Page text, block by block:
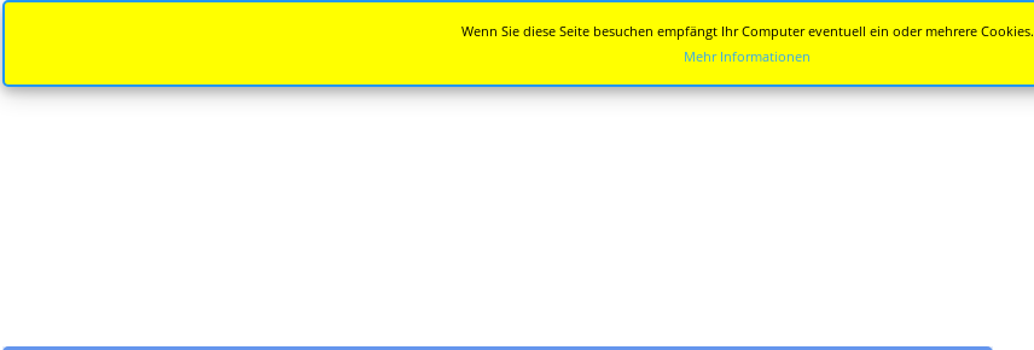
Wenn Sie diese Seite besuchen empfängt Ihr Computer eventuell ein oder mehrere Cookies.
Mehr Informationen